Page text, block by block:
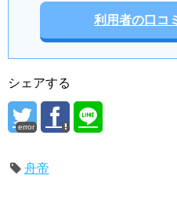
利用者の口コ
シェアする
error
舟帝